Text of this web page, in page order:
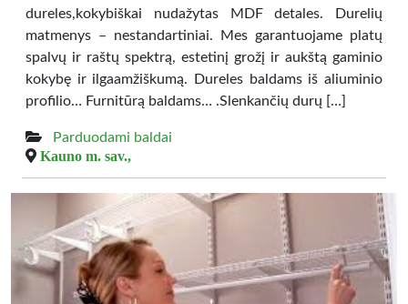
dureles,kokybiškai nudažytas MDF detales. Durelių
matmenys – nestandartiniai. Mes garantuojame platų
spalvų ir raštų spektrą, estetinį grožį ir aukštą gaminio
kokybę ir ilgaamžiškumą. Dureles baldams iš aliuminio
profilio… Furnitūrą baldams… .Slenkančių durų […]
Parduodami baldai
Kauno m. sav.,